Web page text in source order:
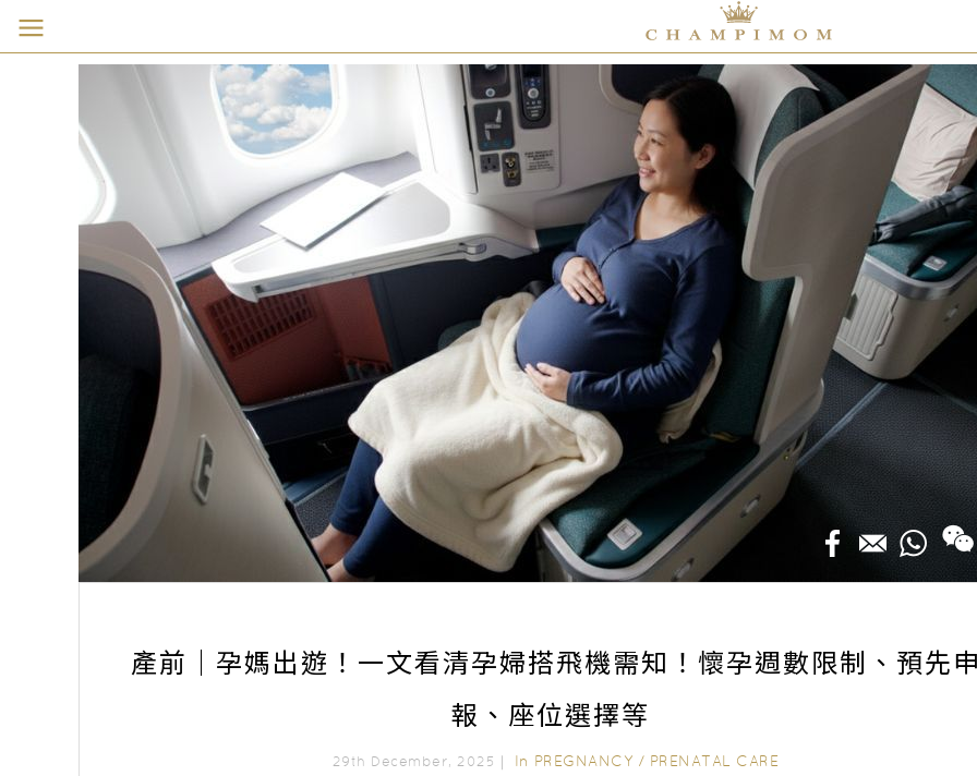
產前｜孕媽出遊！一文看清孕婦搭飛機需知！懷孕週數限制、預先
報、座位選擇等
29th December, 2025｜ In PREGNANCY / PRENATAL CARE